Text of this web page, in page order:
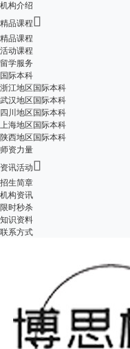
机构介绍
精品课程
精品课程
活动课程
留学服务
国际本科
浙江地区国际本科
武汉地区国际本科
四川地区国际本科
上海地区国际本科
陕西地区国际本科
师资力量
资讯活动
招生简章
机构资讯
限时秒杀
知识资料
联系方式